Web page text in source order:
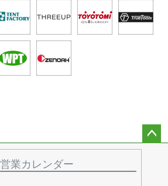
営業カレンダー